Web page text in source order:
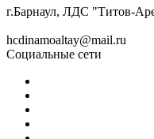
г.Барнаул, ЛДС "Титов-
hcdinamoaltay@mail.ru
Социальные сети